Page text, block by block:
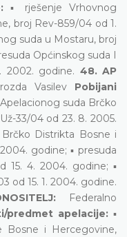
▪ rješenje Vrhovnog
broj Rev-859/04 od 1.
suda u Mostaru, broj
Općinskog suda I
2002. godine. 48. AP
Vasilev Pobijani
suda Brčko
33/04 od 23. 8. 2005.
Distrikta Bosne i
godine; ▪ presuda
15. 4. 2004. godine; ▪
od 15. 1. 2004. godine.
Federalno
predmet apelacije:▪
Bosne i Hercegovine,